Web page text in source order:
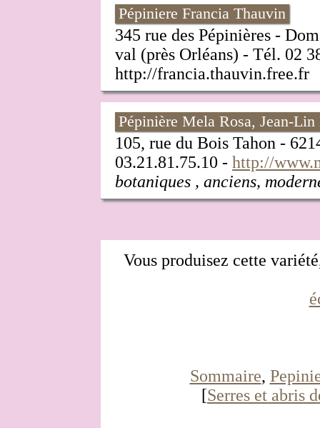
Pépiniere Francia Thauvin
345 rue des Pépinières -
val (près Orléans) - Tél. 02
http://francia.thauvin.free.fr
Pépinière Mela Rosa, Jean-Lin
105, rue du Bois Tahon -
03.21.81.75.10 - http://
botaniques , anciens,
Vous produisez cette
Sommaire,
[Serres et abris